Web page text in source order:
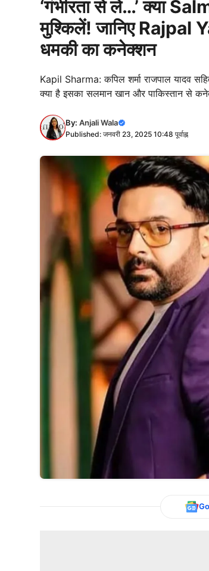
‘गंभीरता से लें…’ क्या
मुश्किलें! जानिए Rajpal
धमकी का कनेक्शन
Kapil Sharma: कपिल शर्मा राजपाल यादव
क्या है इसका सलमान खान और पाकिस्तान से
By: Anjali Wala
Published: जनवरी 23, 2025 10:48 पूर्वाह्न